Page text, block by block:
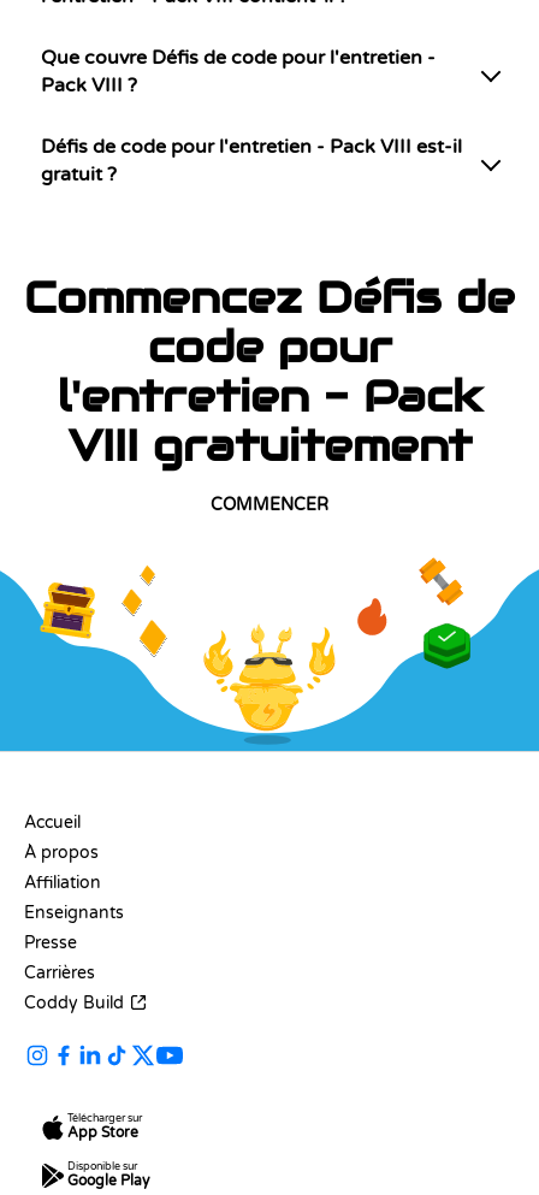
Que couvre Défis de code pour l'entretien -
Pack VIII ?
Défis de code pour l'entretien - Pack VIII est-il
gratuit ?
Commencez Défis de
code pour
l'entretien - Pack
VIII gratuitement
COMMENCER
Accueil
À propos
Affiliation
Enseignants
Presse
Carrières
Coddy Build
Télécharger sur
App Store
Disponible sur
Google Play